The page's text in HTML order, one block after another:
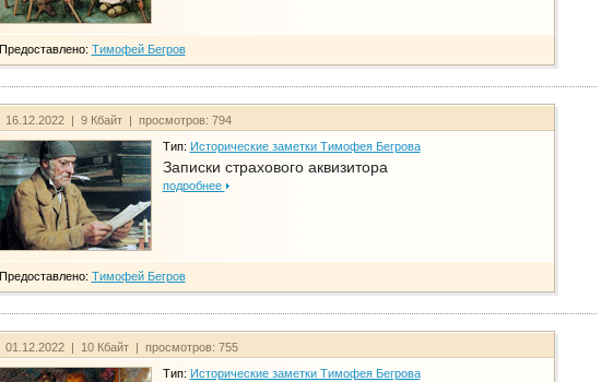
Предоставлено: Тимофей Бегров
16.12.2022 | 9 Кбайт | просмотров: 794
Тип: Исторические заметки Тимофея Бегрова
Записки страхового аквизитора
подробнее
Предоставлено: Тимофей Бегров
01.12.2022 | 10 Кбайт | просмотров: 755
Тип: Исторические заметки Тимофея Бегрова